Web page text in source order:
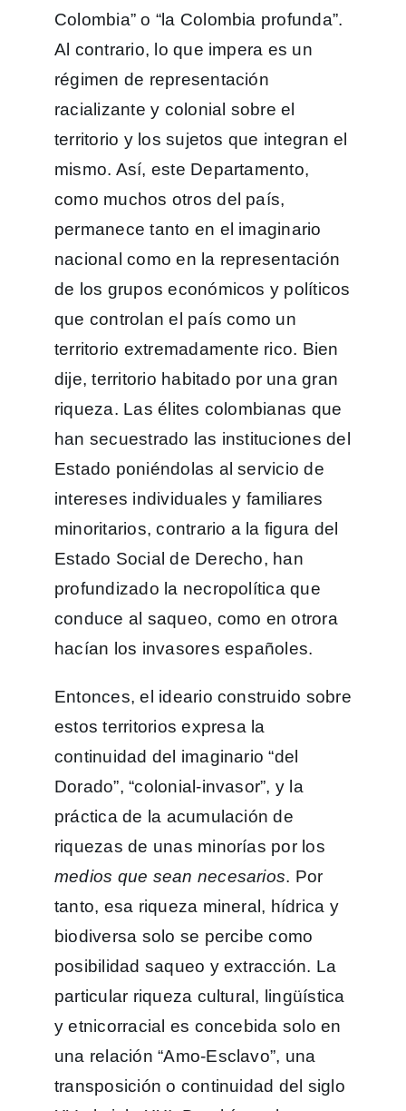
Colombia” o “la Colombia profunda”.
Al contrario, lo que impera es un
régimen de representación
racializante y colonial sobre el
territorio y los sujetos que integran el
mismo. Así, este Departamento,
como muchos otros del país,
permanece tanto en el imaginario
nacional como en la representación
de los grupos económicos y políticos
que controlan el país como un
territorio extremadamente rico. Bien
dije, territorio habitado por una gran
riqueza. Las élites colombianas que
han secuestrado las instituciones del
Estado poniéndolas al servicio de
intereses individuales y familiares
minoritarios, contrario a la figura del
Estado Social de Derecho, han
profundizado la necropolítica que
conduce al saqueo, como en otrora
hacían los invasores españoles.
Entonces, el ideario construido sobre
estos territorios expresa la
continuidad del imaginario “del
Dorado”, “colonial-invasor”, y la
práctica de la acumulación de
riquezas de unas minorías por los
medios que sean necesarios. Por
tanto, esa riqueza mineral, hídrica y
biodiversa solo se percibe como
posibilidad saqueo y extracción. La
particular riqueza cultural, lingüística
y etnicorracial es concebida solo en
una relación “Amo-Esclavo”, una
transposición o continuidad del siglo